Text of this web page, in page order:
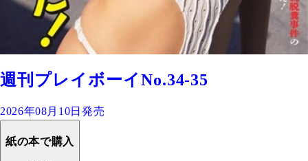
週刊プレイボーイNo.34-35
2026年08月10日発売
紙の本で購入